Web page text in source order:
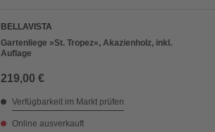
BELLAVISTA
Gartenliege »St. Tropez«, Akazienholz, inkl.
Auflage
219,00 €
Verfügbarkeit im Markt prüfen
Online ausverkauft